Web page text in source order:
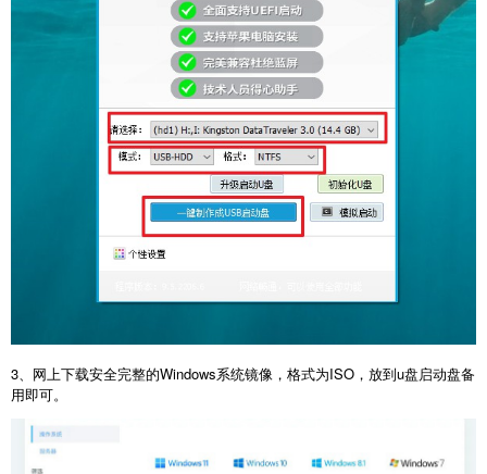
3、网上下载安全完整的Windows系统镜像，格式为ISO，放到u盘启动盘备
用即可。